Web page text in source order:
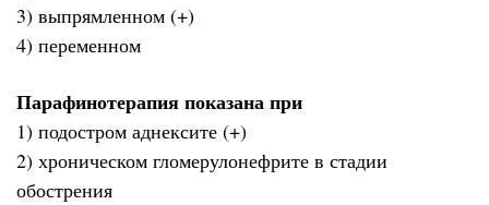
3) выпрямленном (+)
4) переменном
Парафинотерапия показана при
1) подостром аднексите (+)
2) хроническом гломерулонефрите в стадии
обострения